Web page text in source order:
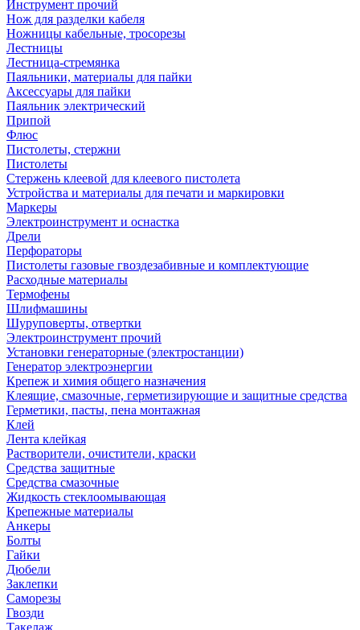
Инструмент прочий
Нож для разделки кабеля
Ножницы кабельные, тросорезы
Лестницы
Лестница-стремянка
Паяльники, материалы для пайки
Аксессуары для пайки
Паяльник электрический
Припой
Флюс
Пистолеты, стержни
Пистолеты
Стержень клеевой для клеевого пистолета
Устройства и материалы для печати и маркировки
Маркеры
Электроинструмент и оснастка
Дрели
Перфораторы
Пистолеты газовые гвоздезабивные и комплектующие
Расходные материалы
Термофены
Шлифмашины
Шуруповерты, отвертки
Электроинструмент прочий
Установки генераторные (электростанции)
Генератор электроэнергии
Крепеж и химия общего назначения
Клеящие, смазочные, герметизирующие и защитные средства
Герметики, пасты, пена монтажная
Клей
Лента клейкая
Растворители, очистители, краски
Средства защитные
Средства смазочные
Жидкость стеклоомывающая
Крепежные материалы
Анкеры
Болты
Гайки
Дюбели
Заклепки
Саморезы
Гвозди
Такелаж